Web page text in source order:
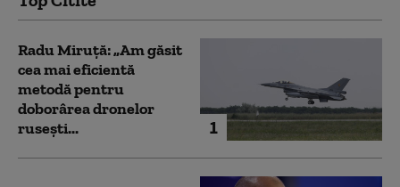
1
Radu Miruță: „Am găsit
cea mai eficientă
metodă pentru
doborârea dronelor
rusești...